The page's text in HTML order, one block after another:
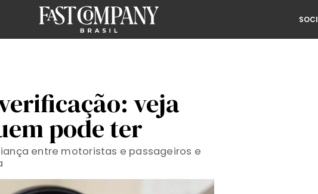
veja
pode ter
entre motoristas e passageiros e